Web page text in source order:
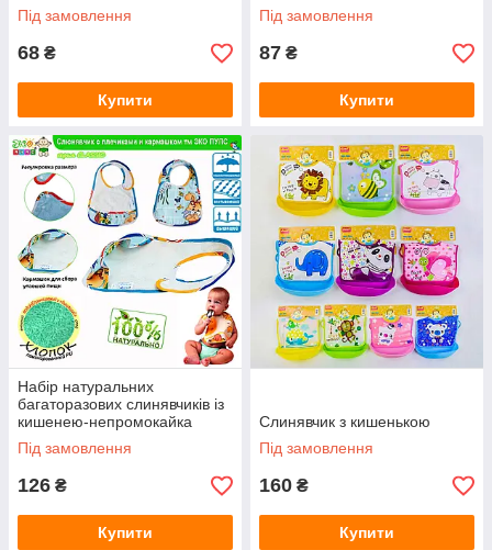
Під замовлення
68 ₴
Купити
Під замовлення
87 ₴
Купити
Набір натуральних
багаторазових слинявчиків із
кишенею-непромокайка
Classic і Premium
Під замовлення
126 ₴
Купити
Слинявчик з кишенькою
Під замовлення
160 ₴
Купити